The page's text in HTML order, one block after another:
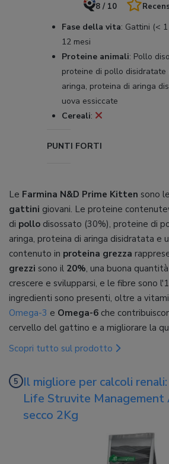
8 / 10
Fase della vita: Gattini (<
12 mesi
Proteine animali: Pollo
proteine di pollo disidratate
aringa, proteina di aringa
uova essiccate
Cereali:
PUNTI FORTI
Le Farmina N&D Prime Kitten sono
gattini giovani. Le proteine
di pollo disossato (30%), proteine di
aringa, proteina di aringa disidratata e
contenuto in proteina grezza
grezzi sono il 20%, una buona
crescere e svilupparsi, e le fibre sono
ingredienti sono presenti, oltre a
Omega-3 e Omega-6 che
cervello del gattino e a migliorare la
Scopri tutto sul prodotto
Il migliore per calcoli
Life Struvite
secco 2Kg